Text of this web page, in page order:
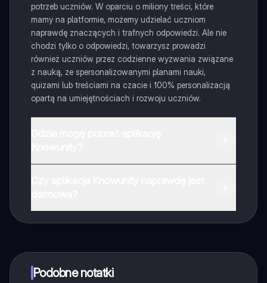
potrzeb uczniów. W oparciu o miliony treści, które
mamy na platformie, możemy udzielać uczniom
naprawdę znaczących i trafnych odpowiedzi. Ale nie
chodzi tylko o odpowiedzi, towarzysz prowadzi
również uczniów przez codzienne wyzwania związane
z nauką, ze spersonalizowanymi planami nauki,
quizami lub treściami na czacie i 100% personalizacją
opartą na umiejętnościach i rozwoju uczniów.
które również możesz otrzymać za darmo. Dodatkowo
Podobne notatki